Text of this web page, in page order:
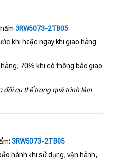
3RW5073-2TB05
khi hoặc ngay khi giao hàng
70% khi có thông báo giao
đổi cụ thể trong quá trình làm
:3RW5073-2TB05
hành khi sử dụng, vận hành,